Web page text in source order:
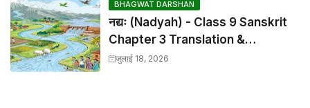
BHAGWAT DARSHAN
नद्यः (Nadyah) - Class 9 Sanskrit
Chapter 3 Translation &
Solutions
जुलाई 18, 2026